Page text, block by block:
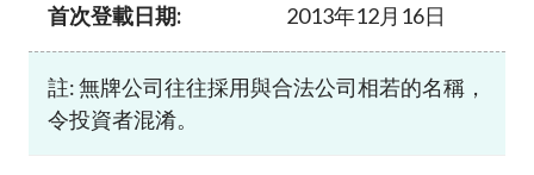
首次登載日期: 2013年12月16日
註: 無牌公司往往採用與合法公司相若的名稱，
令投資者混淆。